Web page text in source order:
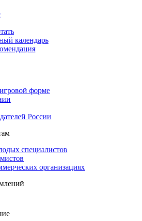
календарь
форме
России
специалистов
организациях